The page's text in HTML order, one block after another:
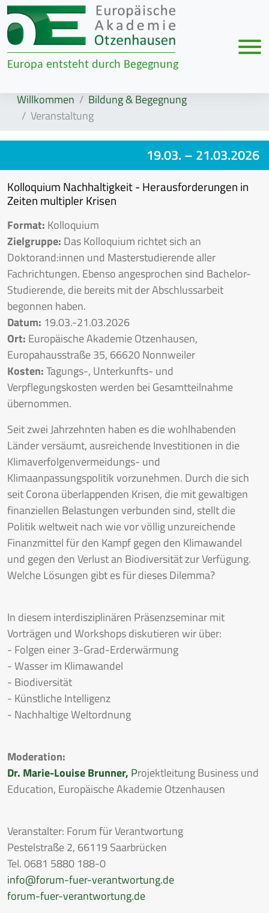
Zur Navigation springen
Zum Inhalt springen
Europa entsteht durch Begegnung
Willkommen
Bildung & Begegnung
Veranstaltung
19.03. – 21.03.2026
Kolloquium Nachhaltigkeit - Herausforderungen in
Zeiten multipler Krisen
Format: Kolloquium
Zielgruppe: Das Kolloquium richtet sich an
Doktorand:innen und Masterstudierende aller
Fachrichtungen. Ebenso angesprochen sind Bachelor-
Studierende, die bereits mit der Abschlussarbeit
begonnen haben.
Datum: 19.03.-21.03.2026
Ort: Europäische Akademie Otzenhausen,
Europahausstraße 35, 66620 Nonnweiler
Kosten:Tagungs-, Unterkunfts- und
Verpflegungskosten werden bei Gesamtteilnahme
übernommen.
Seit zwei Jahrzehnten haben es die wohlhabenden
Länder versäumt, ausreichende Investitionen in die
Klimaverfolgenvermeidungs- und
Klimaanpassungspolitik vorzunehmen. Durch die sich
seit Corona überlappenden Krisen, die mit gewaltigen
finanziellen Belastungen verbunden sind, stellt die
Politik weltweit nach wie vor völlig unzureichende
Finanzmittel für den Kampf gegen den Klimawandel
und gegen den Verlust an Biodiversität zur Verfügung.
Welche Lösungen gibt es für dieses Dilemma?
In diesem interdisziplinären Präsenzseminar mit
Vorträgen und Workshops diskutieren wir über:
- Folgen einer 3-Grad-Erderwärmung
- Wasser im Klimawandel
- Biodiversität
- Künstliche Intelligenz
- Nachhaltige Weltordnung
Moderation:
Dr. Marie-Louise Brunner, Projektleitung Business und
Education, Europäische Akademie Otzenhausen
Veranstalter: Forum für Verantwortung
Pestelstraße 2, 66119 Saarbrücken
Tel. 0681 5880 188-0
info@forum-fuer-verantwortung.de
forum-fuer-verantwortung.de